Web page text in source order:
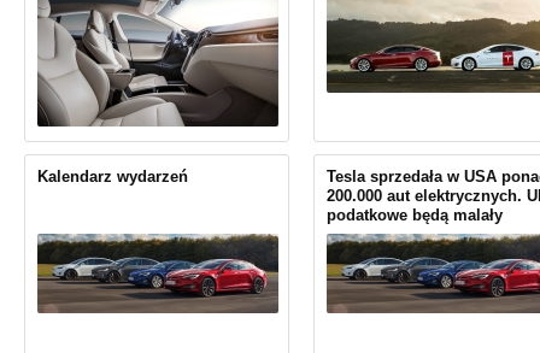
Kalendarz wydarzeń
Tesla sprzedała w USA
200.000 aut elektrycznych.
podatkowe będą malały